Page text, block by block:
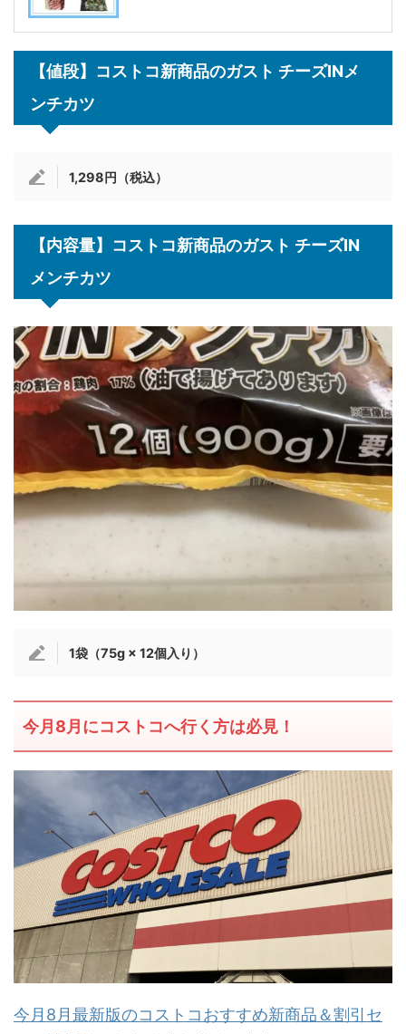
【値段】コストコ新商品のガスト チーズINメ
ンチカツ
1,298円（税込）
【内容量】コストコ新商品のガスト チーズIN
メンチカツ
1袋（75g × 12個入り）
今月8月にコストコへ行く方は必見！
今月8月最新版のコストコおすすめ新商品＆割引セ